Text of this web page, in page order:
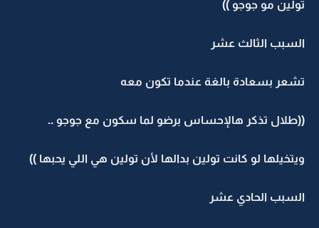
تولين مو جوجو ))
السبب الثالث عشر
تشعر بسعادة بالغة عندما تكون معه
((طلال تذكر هالإحساس برضو لما سكون مع جوجو ..
ويتخيلها لو كانت تولين بدالها لأن تولين هي اللي يحبها ))
السبب الحادي عشر